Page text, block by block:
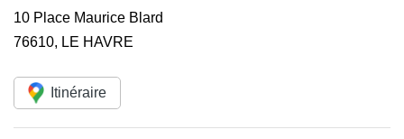
10 Place Maurice Blard
76610, LE HAVRE
Itinéraire